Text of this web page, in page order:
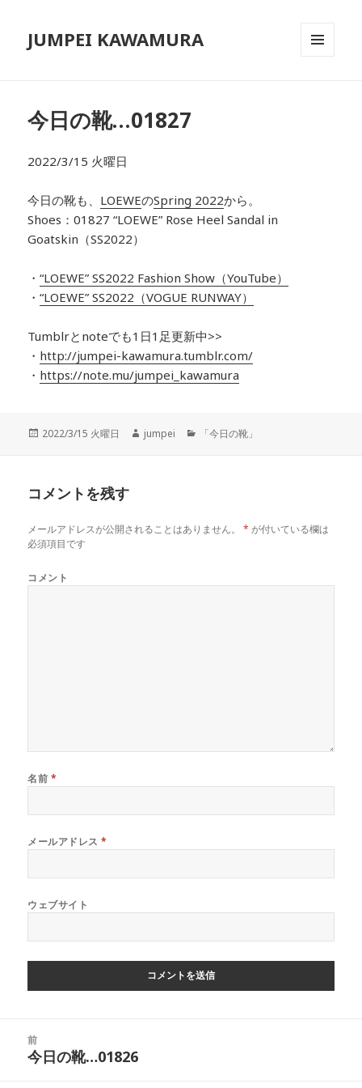
JUMPEI KAWAMURA
今日の靴…01827
2022/3/15 火曜日
今日の靴も、 LOEWEのSpring 2022から。
Shoes：01827“LOEWE” Rose Heel Sandal in
Goatskin（SS2022）
・“LOEWE” SS2022 Fashion Show（YouTube）
・“LOEWE” SS2022（VOGUE RUNWAY）
Tumblrとnoteでも1日1足更新中>>
・ http://jumpei-kawamura.tumblr.com/
・ https://note.mu/jumpei_kawamura
投
2022/3/15 火曜日
作
jumpei
カ
「今日の靴」
コメントを残す
メールアドレスが公開されることはありません。 * が付いている欄は
必須項目です
コメント
名前 *
メールアドレス*
ウェブサイト
前
前
今日の靴…01826